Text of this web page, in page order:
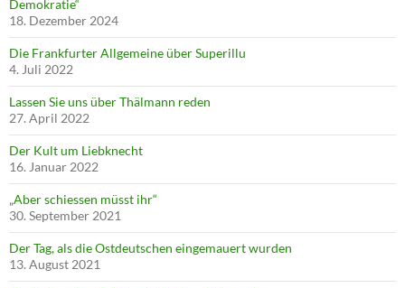
Demokratie“
18. Dezember 2024
Die Frankfurter Allgemeine über Superillu
4. Juli 2022
Lassen Sie uns über Thälmann reden
27. April 2022
Der Kult um Liebknecht
16. Januar 2022
„Aber schiessen müsst ihr“
30. September 2021
Der Tag, als die Ostdeutschen eingemauert wurden
13. August 2021